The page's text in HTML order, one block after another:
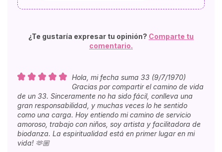
¿Te gustaría expresar tu opinión? Comparte tu
comentario.
Hola, mi fecha suma 33 (9/7/1970)
Gracias por compartir el camino de vida
de un 33. Sinceramente no ha sido fácil, conlleva una
gran responsabilidad, y muchas veces lo he sentido
como una carga. Hoy entiendo mi camino de servicio
amoroso, trabajo con niños, soy artista y facilitadora de
biodanza. La espiritualidad está en primer lugar en mi
vida! 🫶🏼